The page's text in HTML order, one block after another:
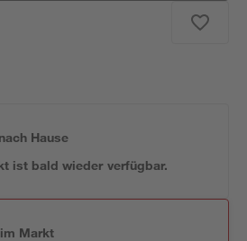
Hause
ist bald wieder verfügbar.
Markt